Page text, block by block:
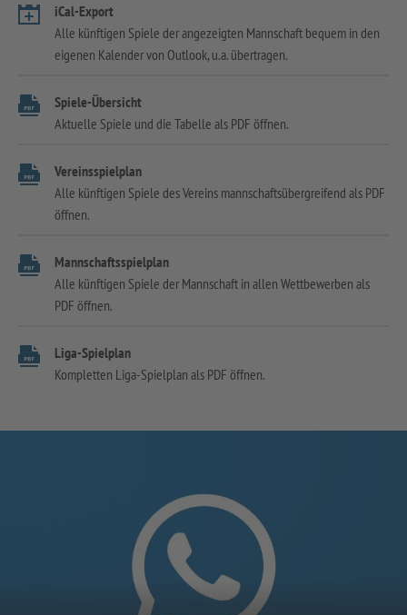
iCal-Export
Alle künftigen Spiele der angezeigten Mannschaft bequem in den
eigenen Kalender von Outlook, u.a. übertragen.
Spiele-Übersicht
Aktuelle Spiele und die Tabelle als PDF öffnen.
Vereinsspielplan
Alle künftigen Spiele des Vereins mannschaftsübergreifend als PDF
öffnen.
Mannschaftsspielplan
Alle künftigen Spiele der Mannschaft in allen Wettbewerben als
PDF öffnen.
Liga-Spielplan
Kompletten Liga-Spielplan als PDF öffnen.